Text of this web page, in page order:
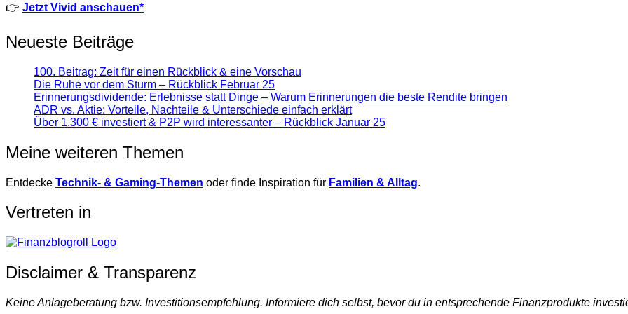
👉 Jetzt Vivid anschauen*
Neueste Beiträge
100. Beitrag: Zeit für einen Rückblick & eine Vorschau
Die Ruhe vor dem Sturm – Rückblick Februar 25
Erinnerungsdividende: Erlebnisse statt Dinge – Warum Erinnerungen die beste Rendite bringen
ADR vs. Aktie: Vorteile, Nachteile & Unterschiede einfach erklärt
Über 1.300 € investiert & P2P wird interessanter – Rückblick Januar 25
Meine weiteren Themen
Entdecke Technik- & Gaming-Themen oder finde Inspiration für Familien & Alltag.
Vertreten in
Disclaimer & Transparenz
Keine Anlageberatung bzw. Investitionsempfehlung. Informiere dich selbst, bevor du in entsprechende Finanzprodukte